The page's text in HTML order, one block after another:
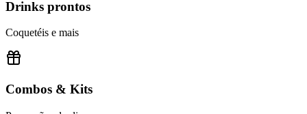
Drinks prontos
Coquetéis e mais
Combos & Kits